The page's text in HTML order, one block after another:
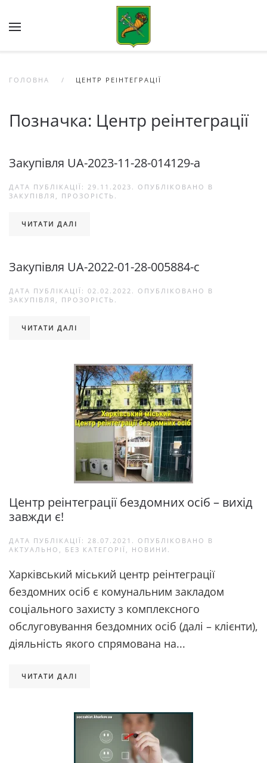
Skip to main content
ГОЛОВНА ЦЕНТР РЕІНТЕГРАЦІЇ
Позначка: Центр реінтеграції
Закупівля UA-2023-11-28-014129-a
ДАТА ПУБЛІКАЦІЇ: 29.11.2023 . ОПУБЛІКОВАНО В
ЗАКУПІВЛЯ , ПРОЗОРІСТЬ .
ЧИТАТИ ДАЛІ
Закупівля UA-2022-01-28-005884-c
ДАТА ПУБЛІКАЦІЇ: 02.02.2022 . ОПУБЛІКОВАНО В
ЗАКУПІВЛЯ , ПРОЗОРІСТЬ .
ЧИТАТИ ДАЛІ
Центр реінтеграції бездомних осіб – вихід
завжди є!
ДАТА ПУБЛІКАЦІЇ: 28.07.2021 . ОПУБЛІКОВАНО В
АКТУАЛЬНО , БЕЗ КАТЕГОРІЇ , НОВИНИ .
Харківський міський центр реінтеграції
бездомних осіб є комунальним закладом
соціального захисту з комплексного
обслуговування бездомних осіб (далі – клієнти),
діяльність якого спрямована на...
ЧИТАТИ ДАЛІ